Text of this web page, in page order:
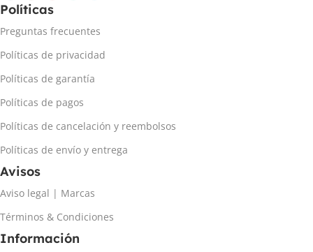
Políticas
Preguntas frecuentes
Políticas de privacidad
Políticas de garantía
Políticas de pagos
Políticas de cancelación y reembolsos
Políticas de envío y entrega
Avisos
Aviso legal | Marcas
Términos & Condiciones
Información